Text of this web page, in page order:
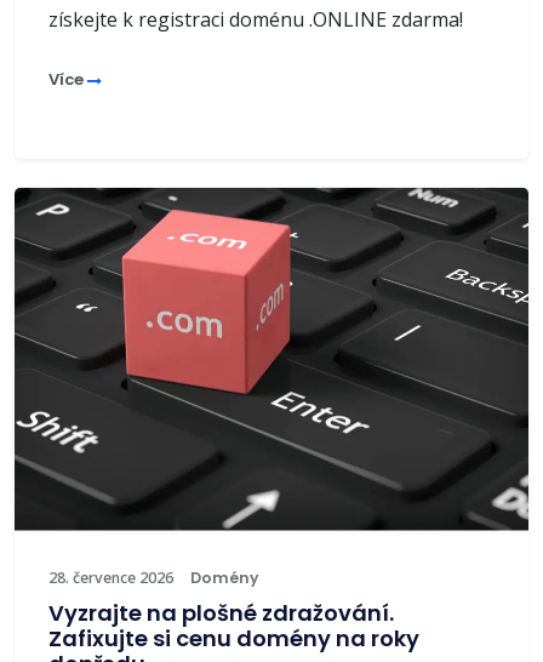
získejte k registraci doménu .ONLINE zdarma!
Více
28. července 2026 Domény
Vyzrajte na plošné zdražování.
Zafixujte si cenu domény na roky